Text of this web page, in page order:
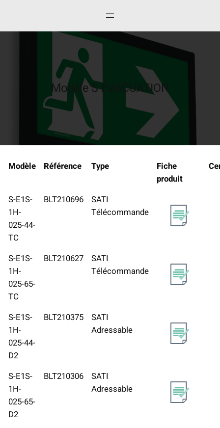
contenu
Modèle S ÉVACUATION
Modèle Référence Type
Fiche
produit
S-E1S-
1H-
025-44-
TC
BLT210696
SATI
Télécommande
S-E1S-
1H-
025-65-
TC
BLT210627
SATI
Télécommande
S-E1S-
1H-
025-44-
D2
BLT210375
SATI
Adressable
S-E1S-
1H-
025-65-
D2
BLT210306
SATI
Adressable